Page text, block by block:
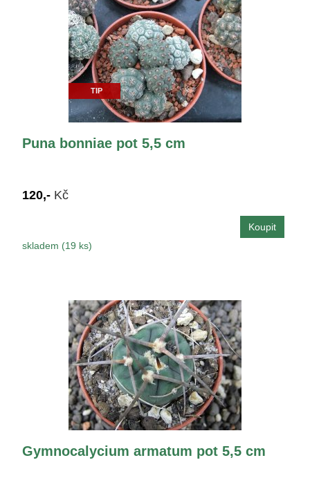
TIP
Puna bonniae pot 5,5 cm
120,- Kč
skladem (19 ks)
Gymnocalycium armatum pot 5,5 cm